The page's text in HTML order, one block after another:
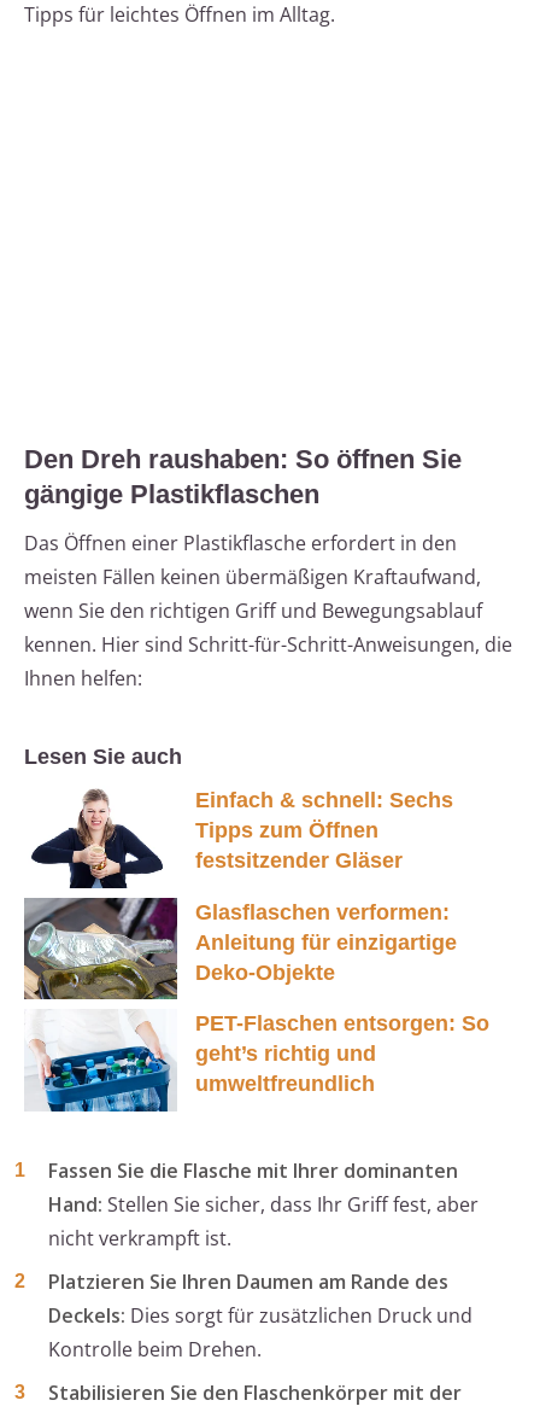
Tipps für leichtes Öffnen im Alltag.
Den Dreh raushaben: So öffnen Sie
gängige Plastikflaschen
Das Öffnen einer Plastikflasche erfordert in den
meisten Fällen keinen übermäßigen Kraftaufwand,
wenn Sie den richtigen Griff und Bewegungsablauf
kennen. Hier sind Schritt-für-Schritt-Anweisungen, die
Ihnen helfen:
Lesen Sie auch
Einfach & schnell: Sechs
Tipps zum Öffnen
festsitzender Gläser
Glasflaschen verformen:
Anleitung für einzigartige
Deko-Objekte
PET-Flaschen entsorgen: So
geht’s richtig und
umweltfreundlich
Fassen Sie die Flasche mit Ihrer dominanten
Hand: Stellen Sie sicher, dass Ihr Griff fest, aber
nicht verkrampft ist.
Platzieren Sie Ihren Daumen am Rande des
Deckels: Dies sorgt für zusätzlichen Druck und
Kontrolle beim Drehen.
Stabilisieren Sie den Flaschenkörper mit der